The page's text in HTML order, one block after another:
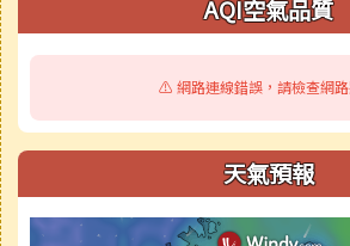
AQI空氣品質
⚠️ 網路連線錯誤，請檢查網
天氣預報